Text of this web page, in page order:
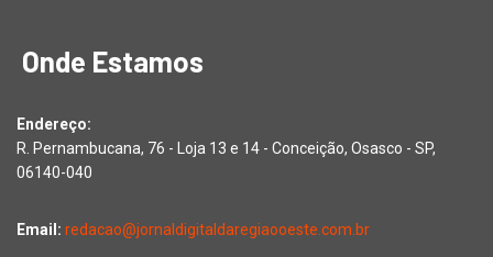
Onde Estamos
Endereço:
R. Pernambucana, 76 - Loja 13 e 14 - Conceição, Osasco - SP,
06140-040
Email: redacao@jornaldigitaldaregiaooeste.com.br